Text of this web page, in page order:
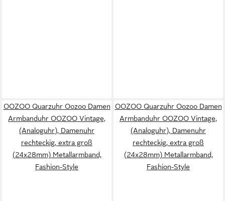
OOZOO Quarzuhr Oozoo Damen
Armbanduhr OOZOO Vintage,
(Analoguhr), Damenuhr
rechteckig, extra groß
(24x28mm) Metallarmband,
Fashion-Style
OOZOO Quarzuhr Oozoo Damen
Armbanduhr OOZOO Vintage,
(Analoguhr), Damenuhr
rechteckig, extra groß
(24x28mm) Metallarmband,
Fashion-Style